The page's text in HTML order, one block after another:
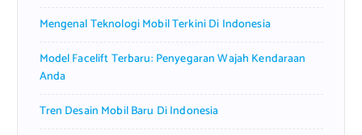
Mengenal Teknologi Mobil Terkini Di Indonesia
Model Facelift Terbaru: Penyegaran Wajah Kendaraan
Anda
Tren Desain Mobil Baru Di Indonesia